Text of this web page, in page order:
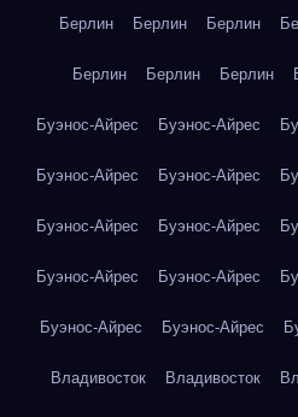
Берлин Берлин Берлин
Берлин Берлин Берлин
Буэнос-Айрес Буэнос-Айрес
Буэнос-Айрес Буэнос-Айрес
Буэнос-Айрес Буэнос-Айрес
Буэнос-Айрес Буэнос-Айрес
Буэнос-Айрес Буэнос-Айрес
Владивосток Владивосток